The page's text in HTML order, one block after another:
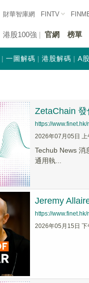
財華智庫網 FINTV
港股100強 官網 榜單
一圖解碼 港股解碼 A
ZetaChain
https://
2026年07月05日 上
Techub News 消
通用執...
Jeremy
https://
2026年05月15日 下